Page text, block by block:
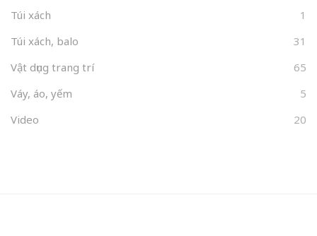
Túi xách
1
Túi xách, balo
31
Vật dụng trang trí
65
Váy, áo, yếm
5
Video
20